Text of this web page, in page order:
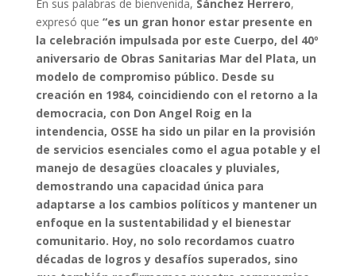
En sus palabras de bienvenida, Sánchez Herrero,
expresó que “es un gran honor estar presente en
la celebración impulsada por este Cuerpo, del 40º
aniversario de Obras Sanitarias Mar del Plata, un
modelo de compromiso público. Desde su
creación en 1984, coincidiendo con el retorno a la
democracia, con Don Angel Roig en la
intendencia, OSSE ha sido un pilar en la provisión
de servicios esenciales como el agua potable y el
manejo de desagües cloacales y pluviales,
demostrando una capacidad única para
adaptarse a los cambios políticos y mantener un
enfoque en la sustentabilidad y el bienestar
comunitario. Hoy, no solo recordamos cuatro
décadas de logros y desafíos superados, sino